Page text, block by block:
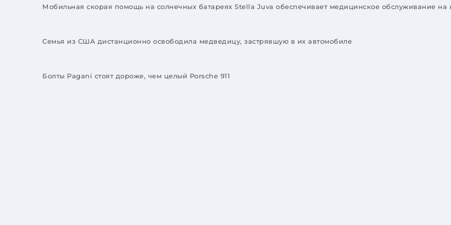
Мобильная скорая помощь на солнечных батареях Stella Juva обеспечивает медицинское обслуживание на
Семья из США дистанционно освободила медведицу, застрявшую в их автомобиле
Болты Pagani стоят дороже, чем целый Porsche 911